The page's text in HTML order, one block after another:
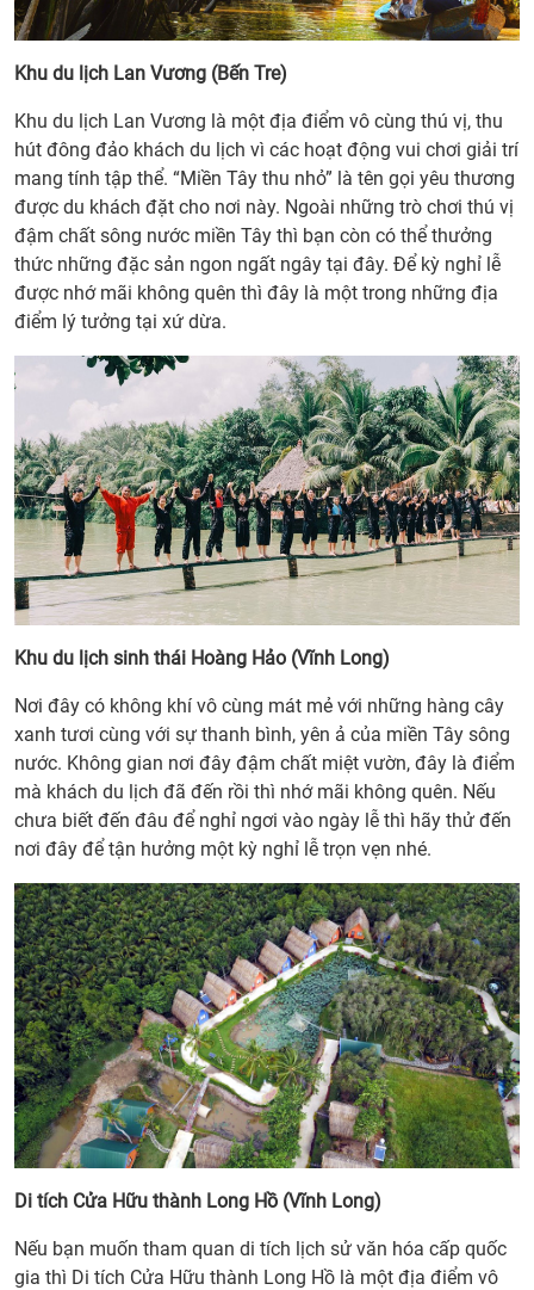
Khu du lịch Lan Vương (Bến Tre)
Khu du lịch Lan Vương là một địa điểm vô cùng thú vị, thu
hút đông đảo khách du lịch vì các hoạt động vui chơi giải trí
mang tính tập thể. “Miền Tây thu nhỏ” là tên gọi yêu thương
được du khách đặt cho nơi này. Ngoài những trò chơi thú vị
đậm chất sông nước miền Tây thì bạn còn có thể thưởng
thức những đặc sản ngon ngất ngây tại đây. Để kỳ nghỉ lễ
được nhớ mãi không quên thì đây là một trong những địa
điểm lý tưởng tại xứ dừa.
Khu du lịch sinh thái Hoàng Hảo (Vĩnh Long)
Nơi đây có không khí vô cùng mát mẻ với những hàng cây
xanh tươi cùng với sự thanh bình, yên ả của miền Tây sông
nước. Không gian nơi đây đậm chất miệt vườn, đây là điểm
mà khách du lịch đã đến rồi thì nhớ mãi không quên. Nếu
chưa biết đến đâu để nghỉ ngơi vào ngày lễ thì hãy thử đến
nơi đây để tận hưởng một kỳ nghỉ lễ trọn vẹn nhé.
Di tích Cửa Hữu thành Long Hồ (Vĩnh Long)
Nếu bạn muốn tham quan di tích lịch sử văn hóa cấp quốc
gia thì Di tích Cửa Hữu thành Long Hồ là một địa điểm vô